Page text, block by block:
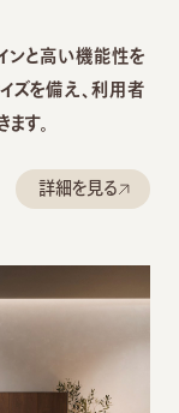
ンと高い機能性を
ズを備え、利用者
す。
詳細を見る